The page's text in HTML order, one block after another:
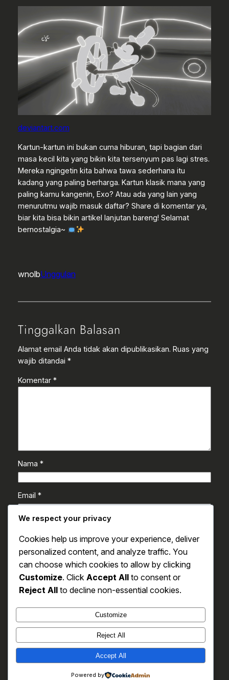
deviantart.com
Kartun-kartun ini bukan cuma hiburan, tapi bagian dari
masa kecil kita yang bikin kita tersenyum pas lagi stres.
Mereka ngingetin kita bahwa tawa sederhana itu
kadang yang paling berharga. Kartun klasik mana yang
paling kamu kangenin, Exo? Atau ada yang lain yang
menurutmu wajib masuk daftar? Share di komentar ya,
biar kita bisa bikin artikel lanjutan bareng! Selamat
bernostalgia~
wnolbUnggulan
Tinggalkan Balasan
Alamat email Anda tidak akan dipublikasikan. Ruas yang
wajib ditandai *
Komentar *
Nama *
Email *
Simpan nama, email, dan situs web saya pada
peramban ini untuk komentar saya berikutnya.
ToonMania
We respect your privacy
Cookies help us improve your experience, deliver
personalized content, and analyze traffic. You
can choose which cookies to allow by clicking
Customize. Click Accept All to consent or
Reject All to decline non-essential cookies.
Customize
Reject All
Accept All
Powered by